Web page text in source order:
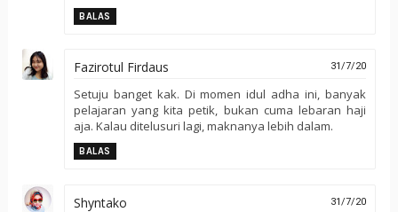
BALAS
Fazirotul Firdaus 31/7/20
Setuju banget kak. Di momen idul adha ini, banyak
pelajaran yang kita petik, bukan cuma lebaran haji
aja. Kalau ditelusuri lagi, maknanya lebih dalam.
BALAS
Shyntako 31/7/20